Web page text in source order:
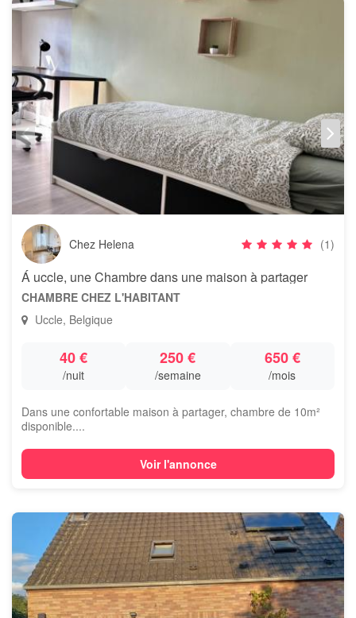
Chez Helena (1)
Á uccle, une Chambre dans une maison à partager
CHAMBRE CHEZ L'HABITANT
Uccle, Belgique
40 €
/nuit
250 €
/semaine
650 €
/mois
Dans une confortable maison à partager, chambre de 10m²
disponible....
Voir l'annonce